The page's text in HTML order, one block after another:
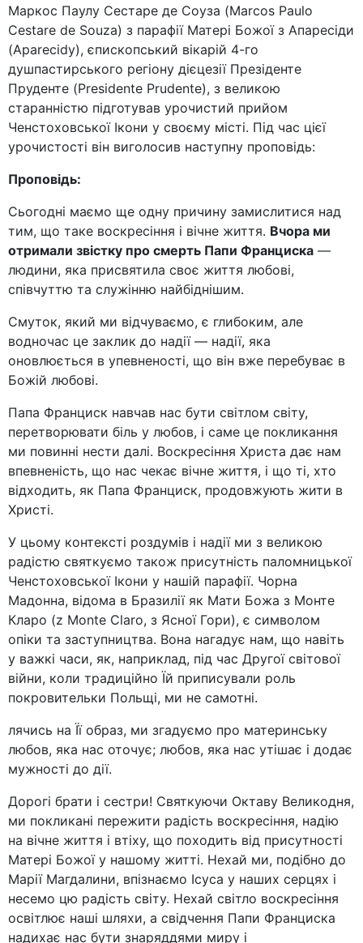
Маркос Паулу Сестаре де Соуза (Marcos Paulo
Cestare de Souza) з парафії Матері Божої з Апаресіди
(Aparecidy), єпископський вікарій 4-го
душпастирського регіону дієцезії Презіденте
Пруденте (Presidente Prudente), з великою
старанністю підготував урочистий прийом
Ченстоховської Ікони у своєму місті. Під час цієї
урочистості він виголосив наступну проповідь:
Проповідь:
Сьогодні маємо ще одну причину замислитися над
тим, що таке воскресіння і вічне життя. Вчора ми
отримали звістку про смерть Папи Франциска —
людини, яка присвятила своє життя любові,
співчуттю та служінню найбіднішим.
Смуток, який ми відчуваємо, є глибоким, але
водночас це заклик до надії — надії, яка
оновлюється в упевненості, що він вже перебуває в
Божій любові.
Папа Франциск навчав нас бути світлом світу,
перетворювати біль у любов, і саме це покликання
ми повинні нести далі. Воскресіння Христа дає нам
впевненість, що нас чекає вічне життя, і що ті, хто
відходить, як Папа Франциск, продовжують жити в
Христі.
У цьому контексті роздумів і надії ми з великою
радістю святкуємо також присутність паломницької
Ченстоховської Ікони у нашій парафії. Чорна
Мадонна, відома в Бразилії як Мати Божа з Монте
Кларо (z Monte Claro, з Ясної Гори), є символом
опіки та заступництва. Вона нагадує нам, що навіть
у важкі часи, як, наприклад, під час Другої світової
війни, коли традиційно Їй приписували роль
покровительки Польщі, ми не самотні.
лячись на Її образ, ми згадуємо про материнську
любов, яка нас оточує; любов, яка нас утішає і додає
мужності до дії.
Дорогі брати і сестри! Святкуючи Октаву Великодня,
ми покликані пережити радість воскресіння, надію
на вічне життя і втіху, що походить від присутності
Матері Божої у нашому житті. Нехай ми, подібно до
Марії Магдалини, впізнаємо Ісуса у наших серцях і
несемо цю радість світу. Нехай світло воскресіння
освітлює наші шляхи, а свідчення Папи Франциска
надихає нас бути знаряддями миру і